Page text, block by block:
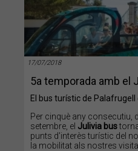
17/07/2018
5a temporada amb el
El bus turístic de Palafrugell
Per cinquè any consecutiu,
setembre, el Julivia bus
punts d'interès turístic del
la mobilitat als nostres